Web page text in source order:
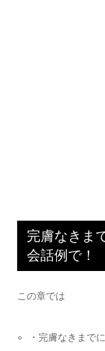
完膚なきま
会話例で！
この章では
・完膚なきまで